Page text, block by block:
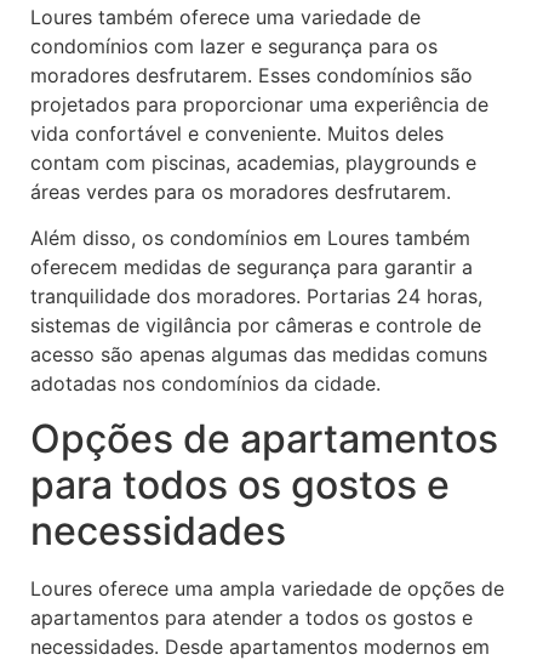
Loures também oferece uma variedade de
condomínios com lazer e segurança para os
moradores desfrutarem. Esses condomínios são
projetados para proporcionar uma experiência de
vida confortável e conveniente. Muitos deles
contam com piscinas, academias, playgrounds e
áreas verdes para os moradores desfrutarem.
Além disso, os condomínios em Loures também
oferecem medidas de segurança para garantir a
tranquilidade dos moradores. Portarias 24 horas,
sistemas de vigilância por câmeras e controle de
acesso são apenas algumas das medidas comuns
adotadas nos condomínios da cidade.
Opções de apartamentos
para todos os gostos e
necessidades
Loures oferece uma ampla variedade de opções de
apartamentos para atender a todos os gostos e
necessidades. Desde apartamentos modernos em